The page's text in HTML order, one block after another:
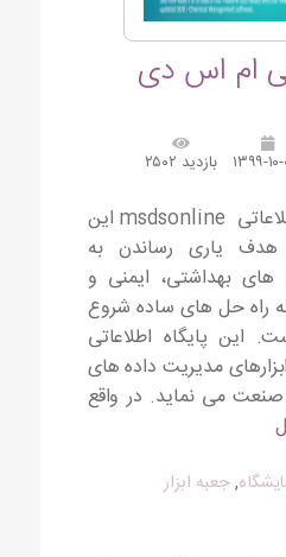
ام اس دی
۱۰-۰۳ بازدید ۲۵۰۲
معرفی پایگاه اطلاعاتی msdsonline این
هدف یاری رساندن به
های بهداشتی، ایمنی و
راه حل های ساده شروع
این پایگاه اطلاعاتی
ابزارهای مدیریت داده های
می نماید. در واقع
,جعبه ابزار